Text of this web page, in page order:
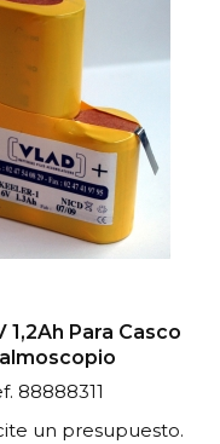
1,2Ah Para Casco
88888311
un presupuesto.